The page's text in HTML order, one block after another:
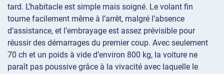
tard. L’habitacle est simple mais soigné. Le volant fin
tourne facilement même à l’arrêt, malgré l’absence
d’assistance, et l’embrayage est assez prévisible pour
réussir des démarrages du premier coup. Avec seulement
70 ch et un poids à vide d’environ 800 kg, la voiture ne
paraît pas poussive grâce à la vivacité avec laquelle le